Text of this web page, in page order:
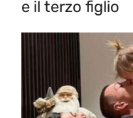
e il terzo figlio